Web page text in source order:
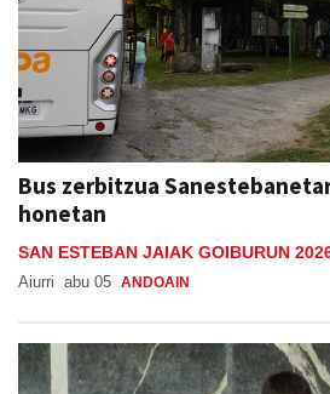
Bus zerbitzua
honetan
SAN ESTEBAN JAIAK GOIBURUN
Aiurri abu 05 ANDOAIN